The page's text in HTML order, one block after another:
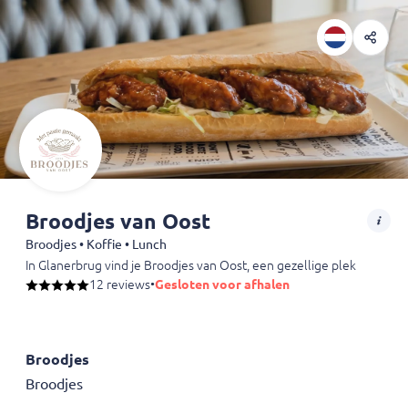
Broodjes van Oost
Broodjes • Koffie • Lunch
In Glanerbrug vind je Broodjes van Oost, een gezellige plek waar
12 reviews•Gesloten voor afhalen
Broodjes
Broodjes